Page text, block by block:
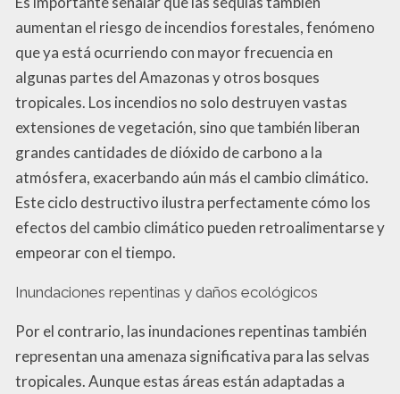
aumentan el riesgo de incendios forestales, fenómeno
que ya está ocurriendo con mayor frecuencia en
algunas partes del Amazonas y otros bosques
tropicales. Los incendios no solo destruyen vastas
extensiones de vegetación, sino que también liberan
grandes cantidades de dióxido de carbono a la
atmósfera, exacerbando aún más el cambio climático.
Este ciclo destructivo ilustra perfectamente cómo los
efectos del cambio climático pueden retroalimentarse y
empeorar con el tiempo.
Inundaciones repentinas y daños ecológicos
Por el contrario, las inundaciones repentinas también
representan una amenaza significativa para las selvas
tropicales. Aunque estas áreas están adaptadas a